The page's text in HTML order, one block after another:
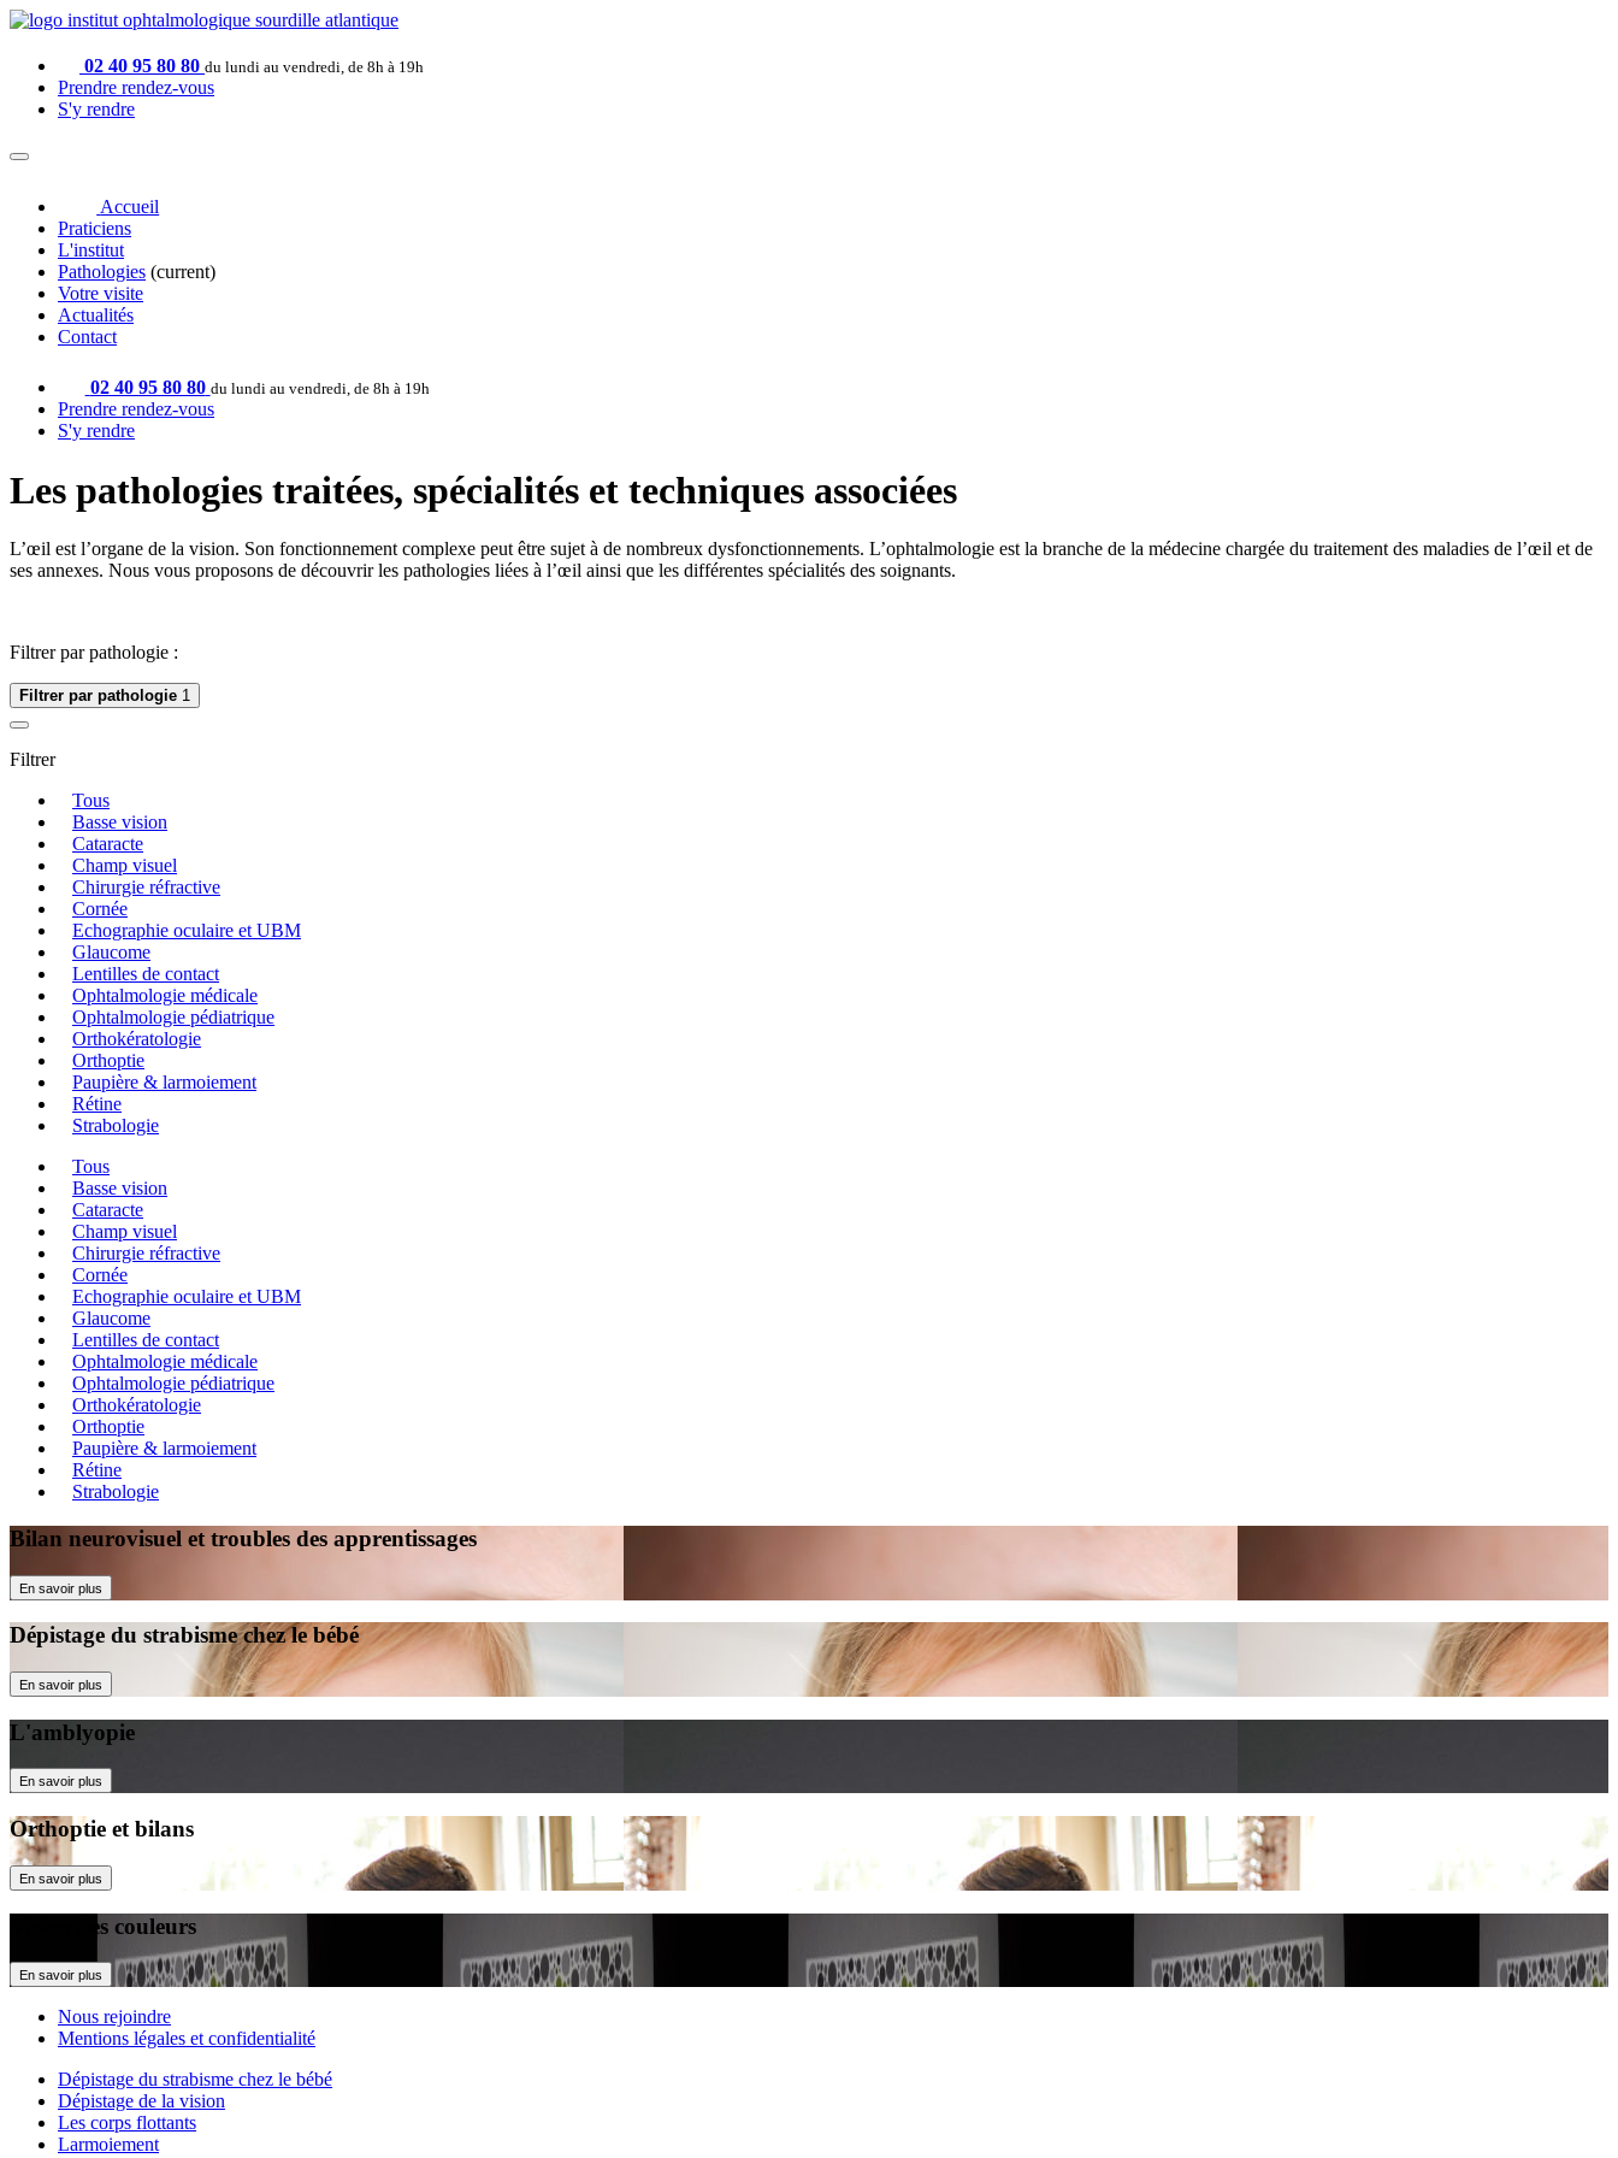
02 40 95 80 80 du lundi au vendredi, de 8h à 19h
Prendre rendez-vous
S'y rendre
Accueil
Praticiens
L'institut
Pathologies (current)
Votre visite
Actualités
Contact
02 40 95 80 80 du lundi au vendredi, de 8h à 19h
Prendre rendez-vous
S'y rendre
Les pathologies traitées, spécialités et techniques associées
L’œil est l’organe de la vision. Son fonctionnement complexe peut être sujet à de nombreux dysfonctionnements. L’ophtalmologie est la branche de la médecine chargée du traitement des maladies de l’œil et de
ses annexes. Nous vous proposons de découvrir les pathologies liées à l’œil ainsi que les différentes spécialités des soignants.
Filtrer par pathologie :
Filtrer par pathologie 1
Filtrer
Tous
Basse vision
Cataracte
Champ visuel
Chirurgie réfractive
Cornée
Echographie oculaire et UBM
Glaucome
Lentilles de contact
Ophtalmologie médicale
Ophtalmologie pédiatrique
Orthokératologie
Orthoptie
Paupière & larmoiement
Rétine
Strabologie
Tous
Basse vision
Cataracte
Champ visuel
Chirurgie réfractive
Cornée
Echographie oculaire et UBM
Glaucome
Lentilles de contact
Ophtalmologie médicale
Ophtalmologie pédiatrique
Orthokératologie
Orthoptie
Paupière & larmoiement
Rétine
Strabologie
Bilan neurovisuel et troubles des apprentissages
En savoir plus
Dépistage du strabisme chez le bébé
En savoir plus
L'amblyopie
En savoir plus
Orthoptie et bilans
En savoir plus
Vision des couleurs
En savoir plus
Nous rejoindre
Mentions légales et confidentialité
Dépistage du strabisme chez le bébé
Dépistage de la vision
Les corps flottants
Larmoiement